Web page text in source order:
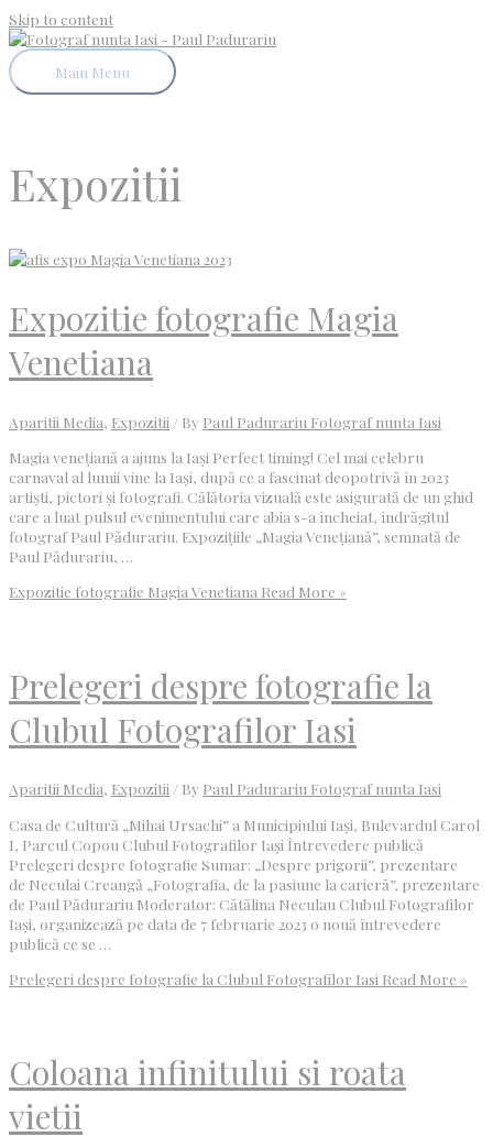
Skip to content
Main Menu
Expozitii
Expozitie fotografie Magia
Venetiana
Aparitii Media, Expozitii / By Paul Padurariu Fotograf nunta Iasi
Magia venețiană a ajuns la Iași Perfect timing! Cel mai celebru
carnaval al lumii vine la Iași, după ce a fascinat deopotrivă în 2023
artiști, pictori și fotografi. Călătoria vizuală este asigurată de un ghid
care a luat pulsul evenimentului care abia s-a încheiat, îndrăgitul
fotograf Paul Pădurariu. Expozițiile „Magia Venețiană”, semnată de
Paul Pădurariu, …
Expozitie fotografie Magia Venetiana Read More »
Prelegeri despre fotografie la
Clubul Fotografilor Iasi
Aparitii Media, Expozitii / By Paul Padurariu Fotograf nunta Iasi
Casa de Cultură „Mihai Ursachi” a Municipiului Iași, Bulevardul Carol
I, Parcul Copou Clubul Fotografilor Iași Întrevedere publică
Prelegeri despre fotografie Sumar: „Despre prigorii”, prezentare
de Neculai Creangă „Fotografia, de la pasiune la carieră”, prezentare
de Paul Pădurariu Moderator: Cătălina Neculau Clubul Fotografilor
Iași, organizează pe data de 7 februarie 2023 o nouă întrevedere
publică ce se …
Prelegeri despre fotografie la Clubul Fotografilor Iasi Read More »
Coloana infinitului si roata
vietii